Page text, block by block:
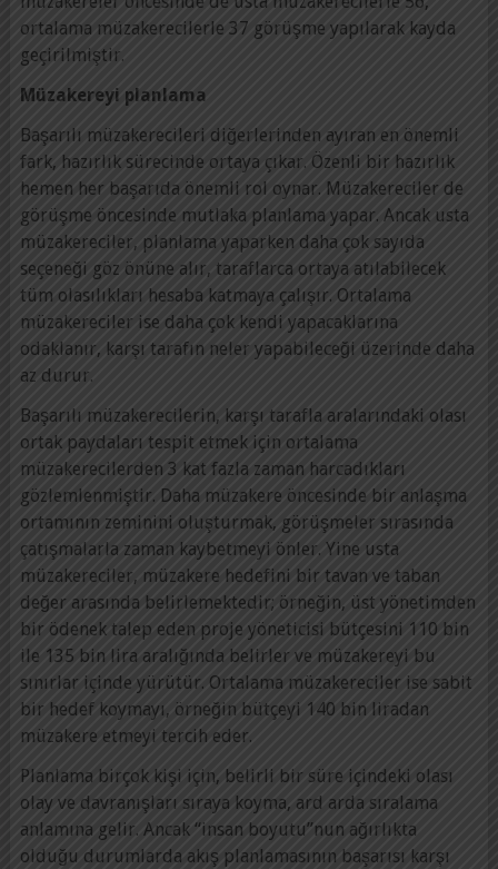
ortalama müzakerecilerle 37 görüşme yapılarak kayda
geçirilmiştir.
Müzakereyi planlama
Başarılı müzakerecileri diğerlerinden ayıran en önemli
fark, hazırlık sürecinde ortaya çıkar. Özenli bir hazırlık
hemen her başarıda önemli rol oynar. Müzakereciler de
görüşme öncesinde mutlaka planlama yapar. Ancak usta
müzakereciler, planlama yaparken daha çok sayıda
seçeneği göz önüne alır, taraflarca ortaya atılabilecek
tüm olasılıkları hesaba katmaya çalışır. Ortalama
müzakereciler ise daha çok kendi yapacaklarına
odaklanır, karşı tarafın neler yapabileceği üzerinde daha
az durur.
Başarılı müzakerecilerin, karşı tarafla aralarındaki olası
ortak paydaları tespit etmek için ortalama
müzakerecilerden 3 kat fazla zaman harcadıkları
gözlemlenmiştir. Daha müzakere öncesinde bir anlaşma
ortamının zeminini oluşturmak, görüşmeler sırasında
çatışmalarla zaman kaybetmeyi önler. Yine usta
müzakereciler, müzakere hedefini bir tavan ve taban
değer arasında belirlemektedir; örneğin, üst yönetimden
bir ödenek talep eden proje yöneticisi bütçesini 110 bin
ile 135 bin lira aralığında belirler ve müzakereyi bu
sınırlar içinde yürütür. Ortalama müzakereciler ise sabit
bir hedef koymayı, örneğin bütçeyi 140 bin liradan
müzakere etmeyi tercih eder.
Planlama birçok kişi için, belirli bir süre içindeki olası
olay ve davranışları sıraya koyma, ard arda sıralama
anlamına gelir. Ancak “insan boyutu”nun ağırlıkta
olduğu durumlarda akış planlamasının başarısı karşı